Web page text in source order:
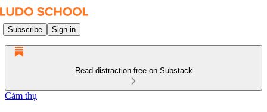
Subscribe Sign in
Read distraction-free on Substack
Cảm thụ